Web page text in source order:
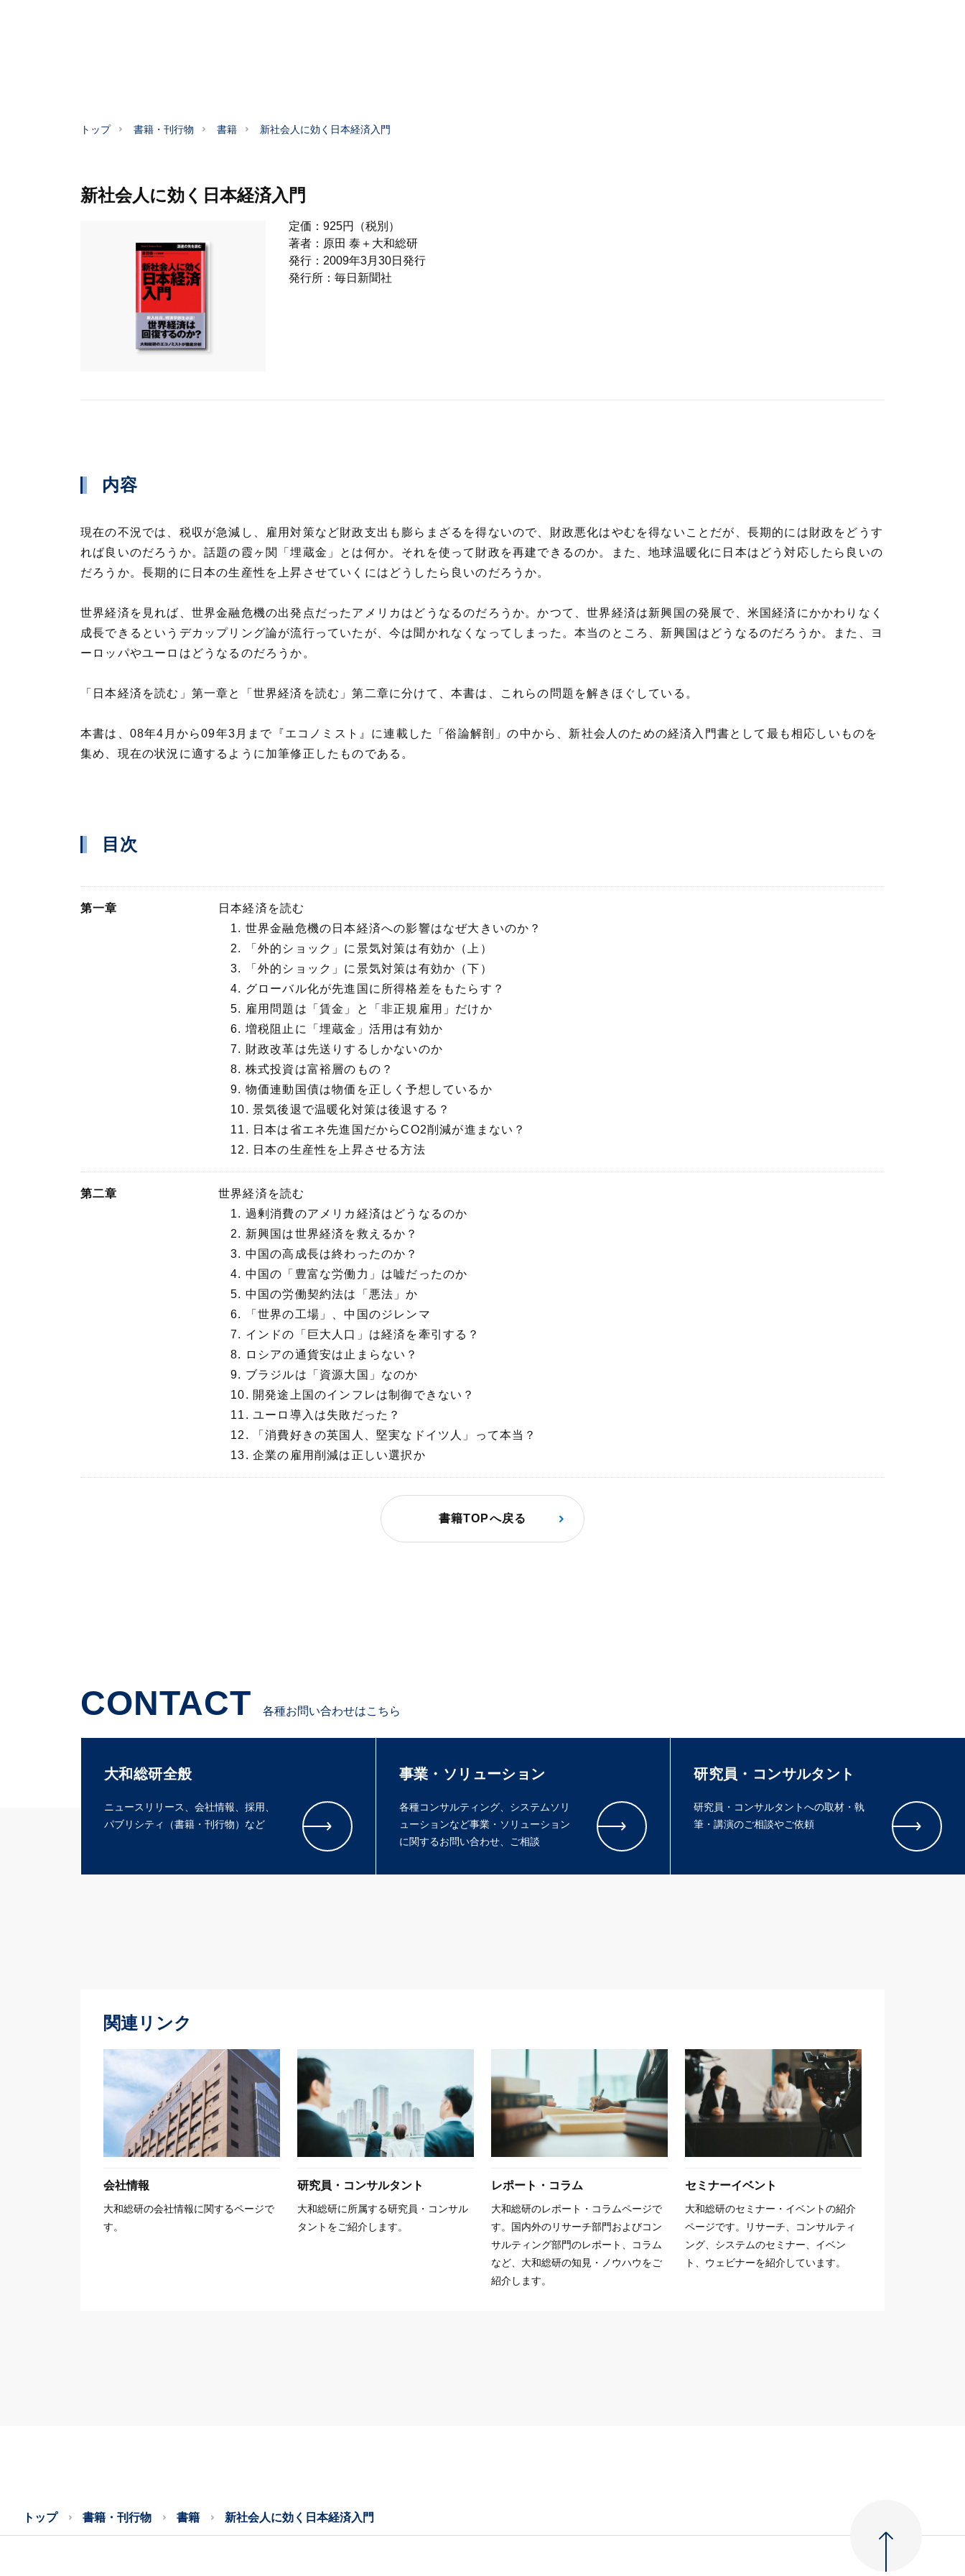
トップ 書籍・刊行物 書籍 新社会人に効く日本経済入門
新社会人に効く日本経済入門
定価： 925円（税別）
著者： 原田 泰＋大和総研
発行： 2009年3月30日発行
発行所： 毎日新聞社
内容
現在の不況では、税収が急減し、雇用対策など財政支出も膨らまざるを得ないので、財政悪化はやむを得ないことだが、長期的には財政をどうす
れば良いのだろうか。話題の霞ヶ関「埋蔵金」とは何か。それを使って財政を再建できるのか。また、地球温暖化に日本はどう対応したら良いの
だろうか。長期的に日本の生産性を上昇させていくにはどうしたら良いのだろうか。
世界経済を見れば、世界金融危機の出発点だったアメリカはどうなるのだろうか。かつて、世界経済は新興国の発展で、米国経済にかかわりなく
成長できるというデカップリング論が流行っていたが、今は聞かれなくなってしまった。本当のところ、新興国はどうなるのだろうか。また、ヨ
ーロッパやユーロはどうなるのだろうか。
「日本経済を読む」第一章と「世界経済を読む」第二章に分けて、本書は、これらの問題を解きほぐしている。
本書は、08年4月から09年3月まで『エコノミスト』に連載した「俗論解剖」の中から、新社会人のための経済入門書として最も相応しいものを
集め、現在の状況に適するように加筆修正したものである。
目次
第一章
日本経済を読む
1. 世界金融危機の日本経済への影響はなぜ大きいのか？
2. 「外的ショック」に景気対策は有効か（上）
3. 「外的ショック」に景気対策は有効か（下）
4. グローバル化が先進国に所得格差をもたらす？
5. 雇用問題は「賃金」と「非正規雇用」だけか
6. 増税阻止に「埋蔵金」活用は有効か
7. 財政改革は先送りするしかないのか
8. 株式投資は富裕層のもの？
9. 物価連動国債は物価を正しく予想しているか
10. 景気後退で温暖化対策は後退する？
11. 日本は省エネ先進国だからCO2削減が進まない？
12. 日本の生産性を上昇させる方法
第二章
世界経済を読む
1. 過剰消費のアメリカ経済はどうなるのか
2. 新興国は世界経済を救えるか？
3. 中国の高成長は終わったのか？
4. 中国の「豊富な労働力」は嘘だったのか
5. 中国の労働契約法は「悪法」か
6. 「世界の工場」、中国のジレンマ
7. インドの「巨大人口」は経済を牽引する？
8. ロシアの通貨安は止まらない？
9. ブラジルは「資源大国」なのか
10. 開発途上国のインフレは制御できない？
11. ユーロ導入は失敗だった？
12. 「消費好きの英国人、堅実なドイツ人」って本当？
13. 企業の雇用削減は正しい選択か
書籍TOPへ戻る
CONTACT 各種お問い合わせはこちら
大和総研全般
ニュースリリース、会社情報、採用、
パブリシティ（書籍・刊行物）など
事業・ソリューション
各種コンサルティング、システムソリ
ューションなど事業・ソリューション
に関するお問い合わせ、ご相談
研究員・コンサルタント
研究員・コンサルタントへの取材・執
筆・講演のご相談やご依頼
関連リンク
会社情報
大和総研の会社情報に関するページで
す。
研究員・コンサルタント
大和総研に所属する研究員・コンサル
タントをご紹介します。
レポート・コラム
大和総研のレポート・コラムページで
す。国内外のリサーチ部門およびコン
サルティング部門のレポート、コラム
など、大和総研の知見・ノウハウをご
紹介します。
セミナーイベント
大和総研のセミナー・イベントの紹介
ページです。リサーチ、コンサルティ
ング、システムのセミナー、イベン
ト、ウェビナーを紹介しています。
トップ 書籍・刊行物 書籍 新社会人に効く日本経済入門